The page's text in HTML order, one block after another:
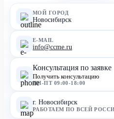
МОЙ ГОРОД
Новосибирск
E-MAIL
info@ccme.ru
Консультация по заявке
Получить консультацию
ПН-ПТ 09:00-18:00
г. Новосибирск
РАБОТАЕМ ПО ВСЕЙ